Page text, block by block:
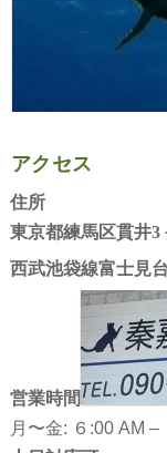
⭐相続税講座
⭐相続税講座
⭐相続税講座12
会社の税金
個人の税金と
積立ＮＩＳＡ
相続時精算課
相続税の特例
住宅資金を援
純資産価額
後継ぎが先代
会社の株式の
住民税について
国民年金・任意
確定拠出年金
「７５歳より長
「年金の家族
在職老齢年金
加給年金
国民健康保険
後期高齢者医療
親が子供の扶
厚生年金
国民健康保険
介護保険
はたらくこと
失業保険
再就職「お
アクセス
住所
東京都練馬区貫井
西武池袋線富士見
営業時間
月〜金: ６:00 AM –